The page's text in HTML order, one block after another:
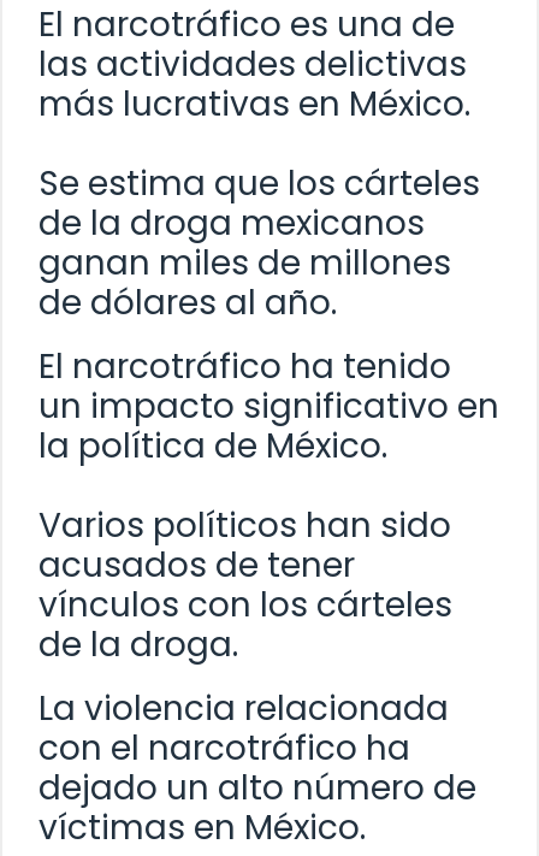
El narcotráfico es una de
las actividades delictivas
más lucrativas en México.
Se estima que los cárteles
de la droga mexicanos
ganan miles de millones
de dólares al año.
El narcotráfico ha tenido
un impacto significativo en
la política de México.
Varios políticos han sido
acusados de tener
vínculos con los cárteles
de la droga.
La violencia relacionada
con el narcotráfico ha
dejado un alto número de
víctimas en México.